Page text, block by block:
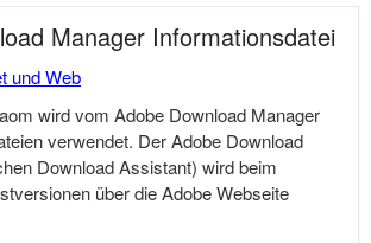
Manager Informationsdatei
und Web
wird vom Adobe Download Manager
verwendet. Der Adobe Download
Download Assistant) wird beim
über die Adobe Webseite